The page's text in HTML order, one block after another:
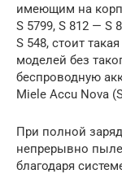
имеющим на
S 5799, S 812 — S
S 548, стоит
моделей без
беспроводную
Miele Accu Nova
При полной
непрерывно
благодаря